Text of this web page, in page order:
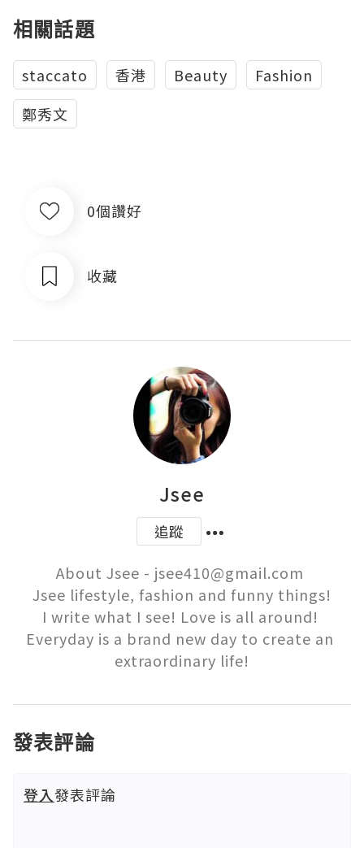
相關話題
staccato 香港 Beauty
Fashion
鄭秀文
0個讚好
收藏
Jsee
追蹤
About Jsee - jsee410@gmail.com
Jsee lifestyle, fashion and funny things!
I write what I see! Love is all around!
Everyday is a brand new day to create an
extraordinary life!
發表評論
登入發表評論